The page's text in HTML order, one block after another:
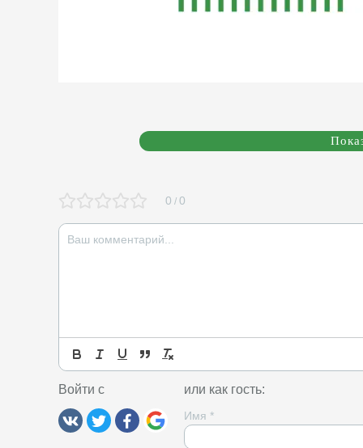
0 / 0
Войти с или как гость:
Имя *